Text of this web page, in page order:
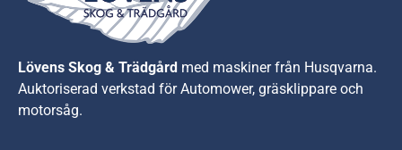
Lövens Skog & Trädgård med maskiner från Husqvarna.
Auktoriserad verkstad för Automower, gräsklippare och
motorsåg.